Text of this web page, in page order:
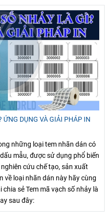
ỨNG DỤNG VÀ GIẢI PHÁP IN
những loại tem nhãn dán có
mẫu, được sử dụng phổ biến
cứu chế tạo, sản xuất
về loại nhãn dán này hãy cùng
sẻ Tem mã vạch số nhảy là
sau đây: